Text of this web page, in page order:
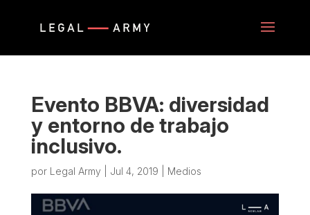
Evento BBVA: diversidad
y entorno de trabajo
inclusivo.
por Legal Army Jul 4, 2019 Medios